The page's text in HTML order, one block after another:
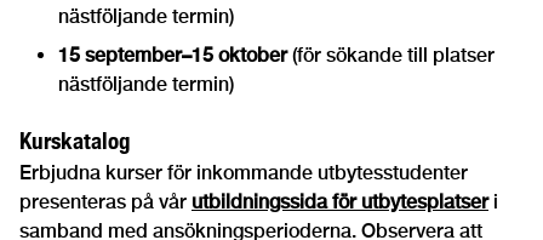
nästföljande termin)
15 september–15 oktober(för sökande till platser
nästföljande termin)
Kurskatalog
Erbjudna kurser för inkommande utbytesstudenter
presenteras på vår utbildningssida för utbytesplatseri
samband med ansökningsperioderna. Observera att